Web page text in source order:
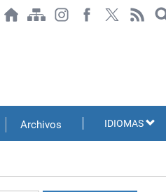
Archivos IDIOMAS